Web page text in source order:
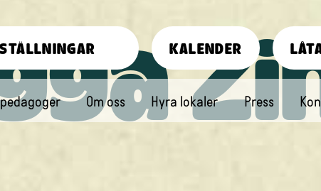
KALENDER
Om oss Hyra lokaler Press